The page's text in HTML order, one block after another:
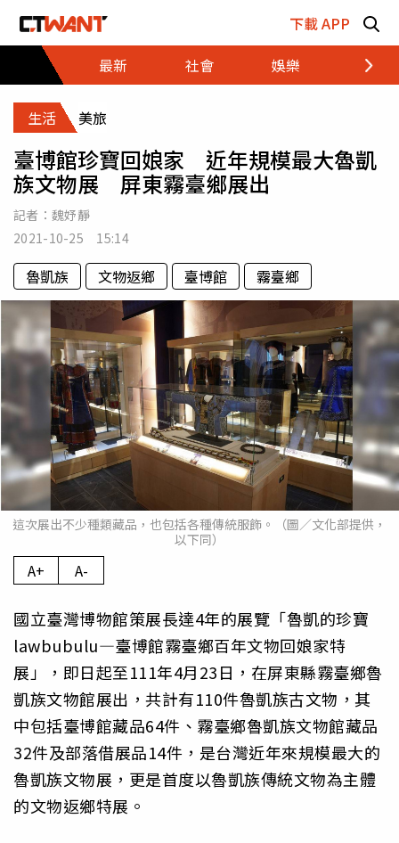
下載 APP
最新
社會 娛樂 財經
生活 美旅
臺博館珍寶回娘家 近年規模最大魯凱
族文物展 屏東霧臺鄉展出
記者： 魏妤靜
2021-10-25 15:14
魯凱族 文物返鄉 臺博館 霧臺鄉
這次展出不少種類藏品，也包括各種傳統服飾。（圖／文化部提供，
以下同）
A+ A-
國立臺灣博物館策展長達4年的展覽「魯凱的珍寶
lawbubulu—臺博館霧臺鄉百年文物回娘家特
展」， 即日起至111年4月23日，在屏東縣霧臺鄉魯
凱族文物館展出， 共計有110件魯凱族古文物，其
中包括臺博館藏品64件、 霧臺鄉魯凱族文物館藏品
32件及部落借展品14件， 是台灣近年來規模最大的
魯凱族文物展， 更是首度以魯凱族傳統文物為主體
的文物返鄉特展。